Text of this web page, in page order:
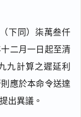
下同）柒萬叁仟
二月一日起至清
九計算之遲延利
應於本命令送達
出異議。